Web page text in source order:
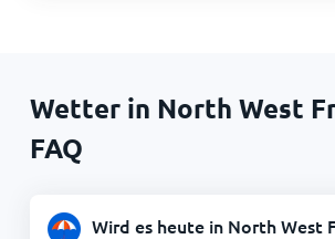
Wetter in North West
FAQ
Wird es heute in North West